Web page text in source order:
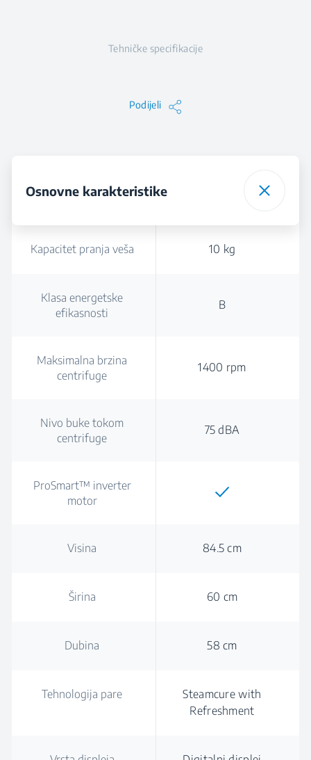
Tehničke specifikacije
Podijeli
Osnovne karakteristike
Kapacitet pranja veša 10 kg
Klasa energetske
efikasnosti
B
Maksimalna brzina
centrifuge
1400 rpm
Nivo buke tokom
centrifuge
75 dBA
ProSmart™ inverter
motor
Visina 84.5 cm
Širina 60 cm
Dubina 58 cm
Tehnologija pare
Steamcure with
Refreshment